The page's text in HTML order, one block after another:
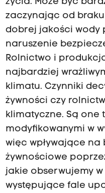
zaczynając od
dobrej jakości wody
naruszenie
Rolnictwo i
najbardziej
klimatu. Czynniki
żywności czy
klimatyczne. Są one
modyfikowanymi w
więc wpływające na
żywnościowe
jakie obserwujemy
występujące fale